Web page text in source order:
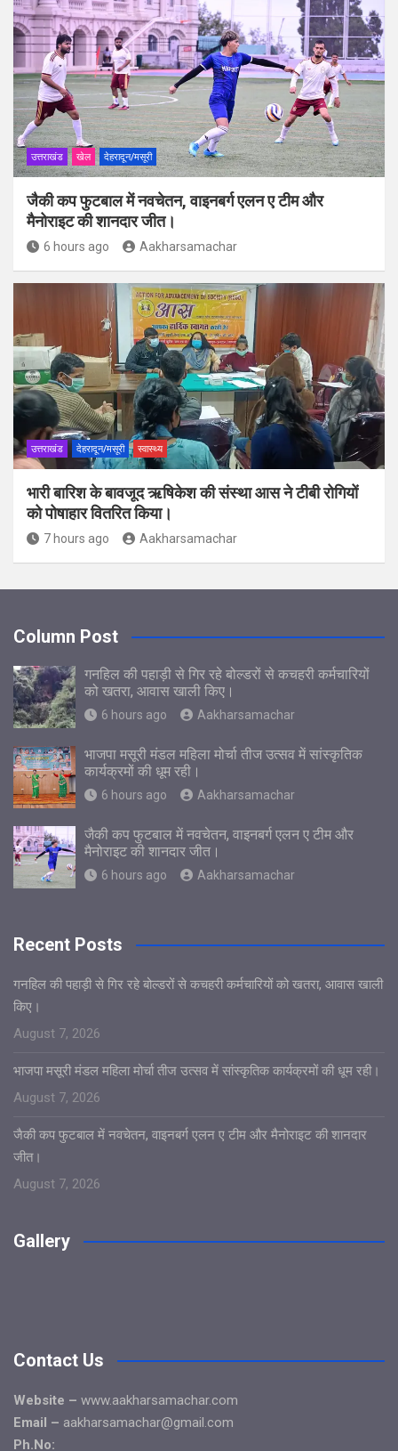
उत्तराखंड खेल देहरादून/मसूरी
जैकी कप फुटबाल में नवचेतन, वाइनबर्ग एलन ए टीम और
मैनोराइट की शानदार जीत।
6 hours ago Aakharsamachar
उत्तराखंड देहरादून/मसूरी स्वास्थ्य
भारी बारिश के बावजूद ऋषिकेश की संस्था आस ने टीबी रोगियों
को पोषाहार वितरित किया।
7 hours ago Aakharsamachar
Column Post
गनहिल की पहाड़ी से गिर रहे बोल्डरों से कचहरी कर्मचारियों
को खतरा, आवास खाली किए।
6 hours ago Aakharsamachar
भाजपा मसूरी मंडल महिला मोर्चा तीज उत्सव में सांस्कृतिक
कार्यक्रमों की धूम रही।
6 hours ago Aakharsamachar
जैकी कप फुटबाल में नवचेतन, वाइनबर्ग एलन ए टीम और
मैनोराइट की शानदार जीत।
6 hours ago Aakharsamachar
Recent Posts
गनहिल की पहाड़ी से गिर रहे बोल्डरों से कचहरी कर्मचारियों को खतरा, आवास खाली
किए।
August 7, 2026
भाजपा मसूरी मंडल महिला मोर्चा तीज उत्सव में सांस्कृतिक कार्यक्रमों की धूम रही।
August 7, 2026
जैकी कप फुटबाल में नवचेतन, वाइनबर्ग एलन ए टीम और मैनोराइट की शानदार
जीत।
August 7, 2026
Gallery
Contact Us
Website – www.aakharsamachar.com
Email – aakharsamachar@gmail.com
Ph.No: